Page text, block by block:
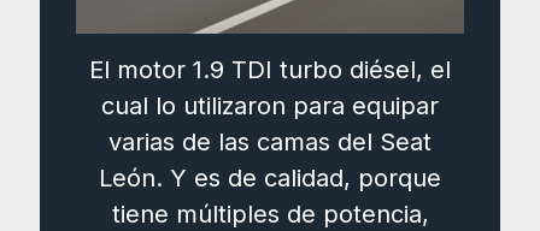
El motor 1.9 TDI turbo diésel, el
cual lo utilizaron para equipar
varias de las camas del Seat
León. Y es de calidad, porque
tiene múltiples de potencia,